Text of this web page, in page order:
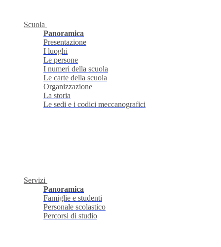
Scuola
Panoramica
Presentazione
I luoghi
Le persone
I numeri della scuola
Le carte della scuola
Organizzazione
La storia
Le sedi e i codici meccanografici
Servizi
Panoramica
Famiglie e studenti
Personale scolastico
Percorsi di studio